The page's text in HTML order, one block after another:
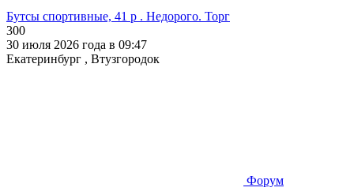
Бутсы спортивные, 41 р . Недорого. Торг
300
30 июля 2026 года в 09:47
Екатеринбург , Втузгородок
Форум